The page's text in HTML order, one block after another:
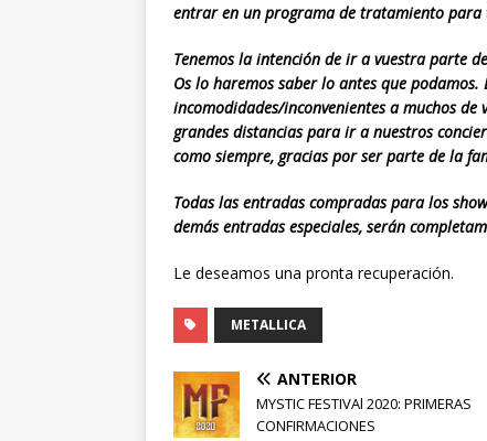
entrar en un programa de tratamiento para
Tenemos la intención de ir a vuestra parte
Os lo haremos saber lo antes que
incomodidades/inconvenientes a muchos
grandes distancias para ir a nuestros
como siempre, gracias por ser parte de la
Todas las entradas compradas para los
demás entradas especiales, serán
Le deseamos una pronta recuperación.
METALLICA
ANTERIOR
MYSTIC FESTIVAl 2020: PRIMERAS
CONFIRMACIONES